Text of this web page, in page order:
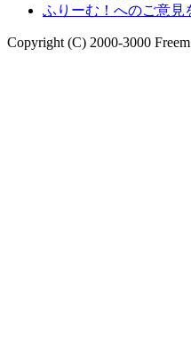
ふりーむ！へのご意見
Copyright (C) 2000-3000